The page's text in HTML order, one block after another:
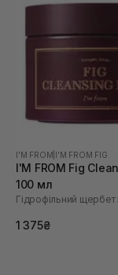
I'M FROM I'M FROM FIG
I'M FROM Fig
100 мл
Гідрофільний щербет
1 375₴